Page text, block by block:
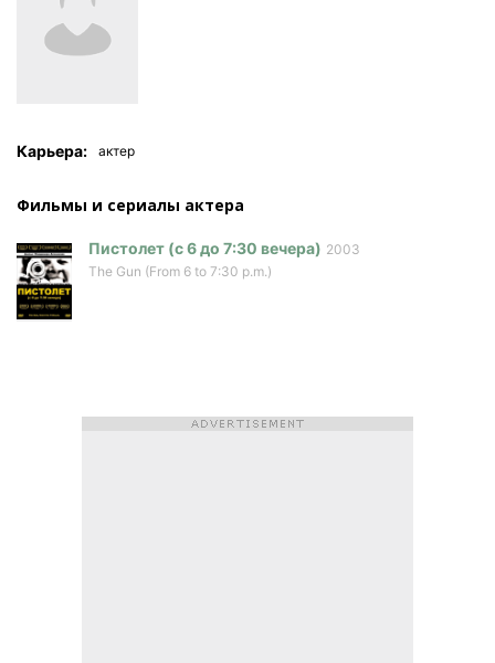
Карьера: актер
Фильмы и сериалы актера
Пистолет (с 6 до 7:30 вечера) 2003
The Gun (From 6 to 7:30 p.m.)